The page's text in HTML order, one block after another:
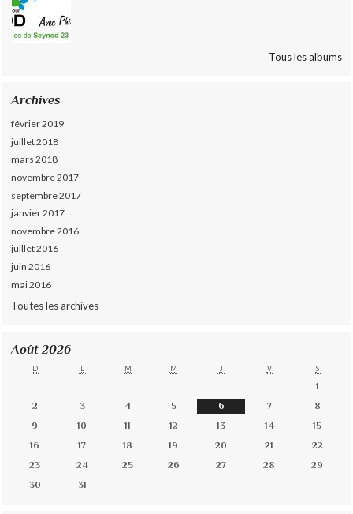
Tous les albums
Archives
février 2019
juillet 2018
mars 2018
novembre 2017
septembre 2017
janvier 2017
novembre 2016
juillet 2016
juin 2016
mai 2016
Toutes les archives
Août 2026
D L M M J V S
1
2
3 4 5 6 7
8
9
10 11 12 13 14
15
16
17 18 19 20 21
22
23
24 25 26 27 28
29
30
31